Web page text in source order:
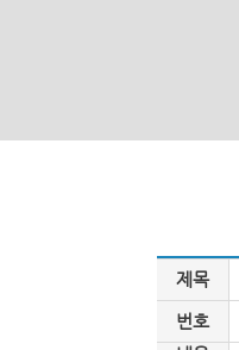
제목
번호